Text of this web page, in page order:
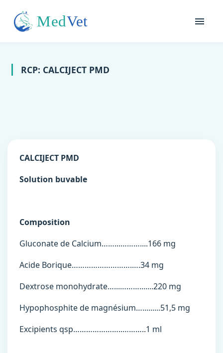
RCP: CALCIJECT PMD
CALCIJECT PMD
Solution buvable
Composition
Gluconate de Calcium……...………....166 mg
Acide Borique……………………….….34 mg
Dextrose monohydrate…...……….......220 mg
Hypophosphite de magnésium….........51,5 mg
Excipients qsp…………………..………..1 ml